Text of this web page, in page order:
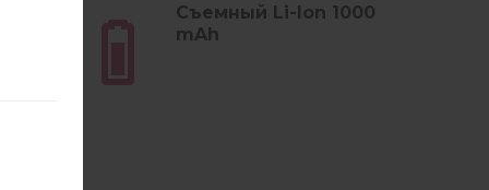
Съемный Li-Ion 1000
mAh